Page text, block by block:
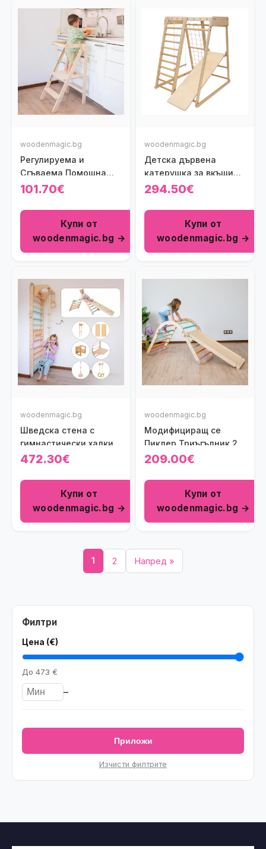
Филтри
Цена (€)
До 473 €
–
Приложи
Изчисти филтрите
woodenmagic.bg
Регулируема и
Сгъваема Помощна
Кула Монтесори
101.70€
Купи от
woodenmagic.bg →
woodenmagic.bg
Детска дървена
катерушка за вкъщи
Jungle Gym
294.50€
Купи от
woodenmagic.bg →
woodenmagic.bg
Шведска стена с
гимнастически халки,
рампа, люлка-диск/
масичка и столче
472.30€
Купи от
woodenmagic.bg →
woodenmagic.bg
Модифициращ се
Пиклер Триъгълник 2
модула с Рампа и Арка
209.00€
Купи от
woodenmagic.bg →
1 2 Напред »